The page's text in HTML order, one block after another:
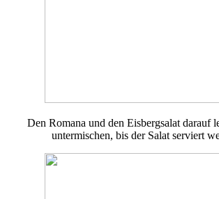
Den Romana und den Eisbergsalat darauf
untermischen, bis der Salat serviert